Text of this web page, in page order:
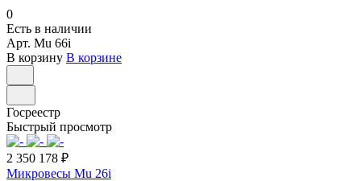
0
Есть в наличии
Арт. Mu 66i
В корзину В корзине
Госреестр
Быстрый просмотр
2 350 178 ₽
Микровесы Mu 26i